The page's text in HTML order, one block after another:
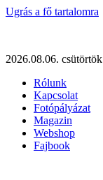
Ugrás a fő tartalomra
2026.08.06. csütörtök
Rólunk
Kapcsolat
Fotópályázat
Magazin
Webshop
Fajbook